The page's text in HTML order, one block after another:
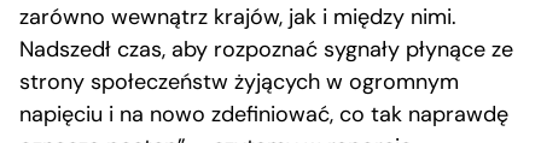
zarówno wewnątrz krajów, jak i między nimi.
Nadszedł czas, aby rozpoznać sygnały płynące ze
strony społeczeństw żyjących w ogromnym
napięciu i na nowo zdefiniować, co tak naprawdę